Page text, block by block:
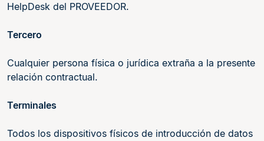
HelpDesk del PROVEEDOR.
Tercero
Cualquier persona física o jurídica extraña a la presente
relación contractual.
Terminales
Todos los dispositivos físicos de introducción de datos